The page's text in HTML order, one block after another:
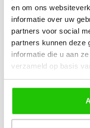
en om ons
informatie over uw
partners voor social
partners kunnen deze
informatie die u aan
verzameld op basis